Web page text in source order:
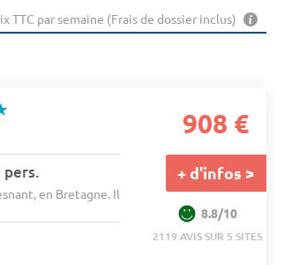
TTC par semaine (Frais de dossier inclus)
pers.
en Bretagne. Il
908 €
+ d'infos >
8.8/10
2119 AVIS SUR 5 SITES